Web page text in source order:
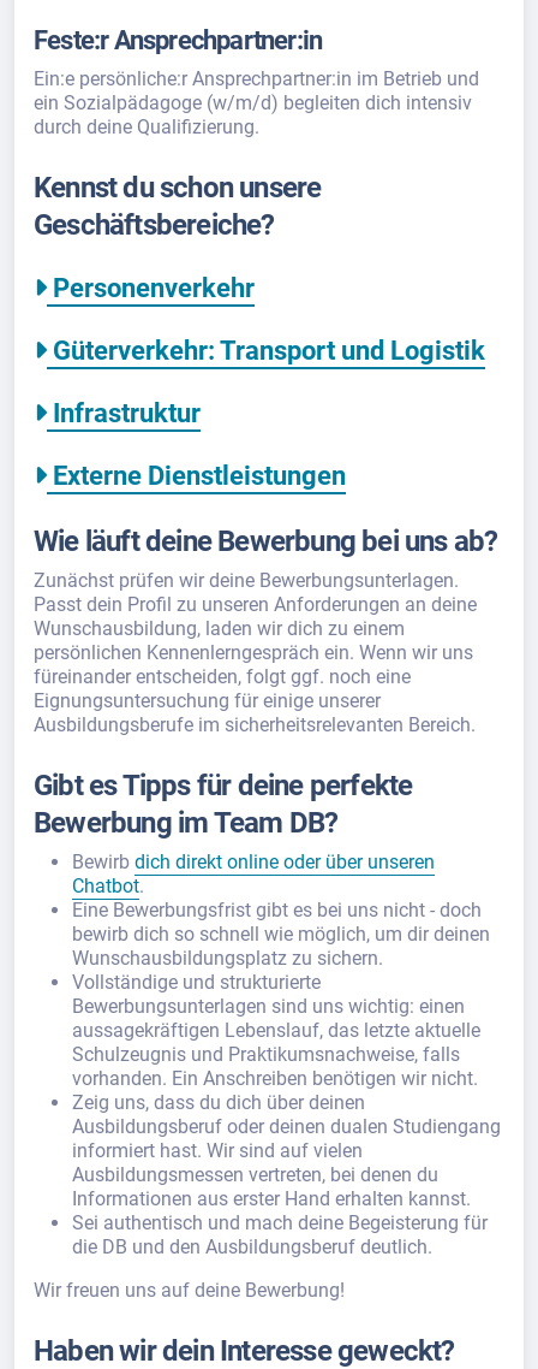
Feste:r Ansprechpartner:in
Ein:e persönliche:r Ansprechpartner:in im Betrieb und
ein Sozialpädagoge (w/m/d) begleiten dich intensiv
durch deine Qualifizierung.
Kennst du schon unsere
Geschäftsbereiche?
Personenverkehr
Güterverkehr: Transport und Logistik
Infrastruktur
Externe Dienstleistungen
Wie läuft deine Bewerbung bei uns ab?
Zunächst prüfen wir deine Bewerbungsunterlagen.
Passt dein Profil zu unseren Anforderungen an deine
Wunschausbildung, laden wir dich zu einem
persönlichen Kennenlerngespräch ein. Wenn wir uns
füreinander entscheiden, folgt ggf. noch eine
Eignungsuntersuchung für einige unserer
Ausbildungsberufe im sicherheitsrelevanten Bereich.
Gibt es Tipps für deine perfekte
Bewerbung im Team DB?
Bewirb dich direkt online oder über unseren
Chatbot.
Eine Bewerbungsfrist gibt es bei uns nicht - doch
bewirb dich so schnell wie möglich, um dir deinen
Wunschausbildungsplatz zu sichern.
Vollständige und strukturierte
Bewerbungsunterlagen sind uns wichtig: einen
aussagekräftigen Lebenslauf, das letzte aktuelle
Schulzeugnis und Praktikumsnachweise, falls
vorhanden. Ein Anschreiben benötigen wir nicht.
Zeig uns, dass du dich über deinen
Ausbildungsberuf oder deinen dualen Studiengang
informiert hast. Wir sind auf vielen
Ausbildungsmessen vertreten, bei denen du
Informationen aus erster Hand erhalten kannst.
Sei authentisch und mach deine Begeisterung für
die DB und den Ausbildungsberuf deutlich.
Wir freuen uns auf deine Bewerbung!
Haben wir dein Interesse geweckt?